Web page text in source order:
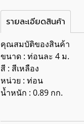
รายละเอียดสินค้า
คุณสมบัติของสินค้า
ขนาด : ท่อนละ 4 ม.
สี : สีเหลือง
หน่วย : ท่อน
น้ำหนัก : 0.89 กก.